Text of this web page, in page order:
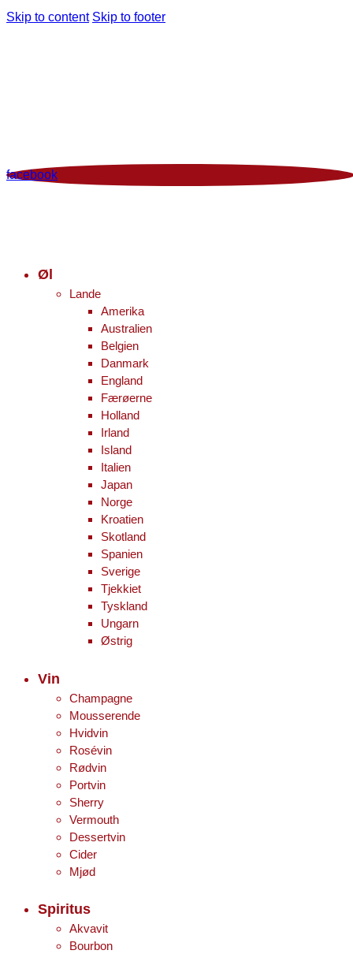
Skip to content Skip to footer
facebook
Øl
Lande
Amerika
Australien
Belgien
Danmark
England
Færøerne
Holland
Irland
Island
Italien
Japan
Norge
Kroatien
Skotland
Spanien
Sverige
Tjekkiet
Tyskland
Ungarn
Østrig
Vin
Champagne
Mousserende
Hvidvin
Rosévin
Rødvin
Portvin
Sherry
Vermouth
Dessertvin
Cider
Mjød
Spiritus
Akvavit
Bourbon